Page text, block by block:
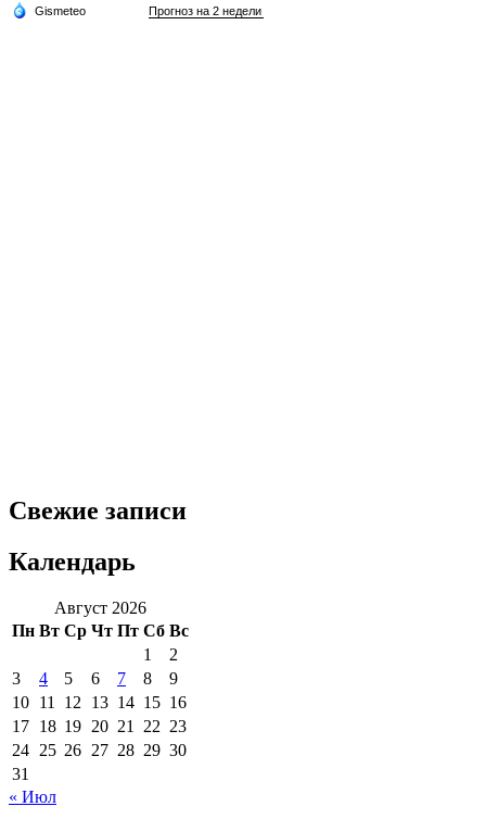
Свежие записи
Календарь
Август 2026
Пн Вт Ср Чт Пт Сб Вс
1
2
3
4 5 6 7 8
9
10 11 12 13 14 15 16
17 18 19 20 21 22 23
24 25 26 27 28 29 30
31
« Июл